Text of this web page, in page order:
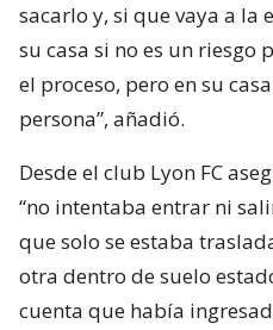
sacarlo y, si que vaya a la
su casa si no es un riesgo
el proceso, pero en su
persona”, añadió.
Desde el club Lyon FC
“no intentaba entrar ni
que solo se estaba
otra dentro de suelo
cuenta que había